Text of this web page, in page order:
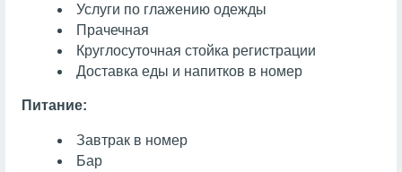
Услуги по глажению одежды
Прачечная
Круглосуточная стойка регистрации
Доставка еды и напитков в номер
Питание:
Завтрак в номер
Бар